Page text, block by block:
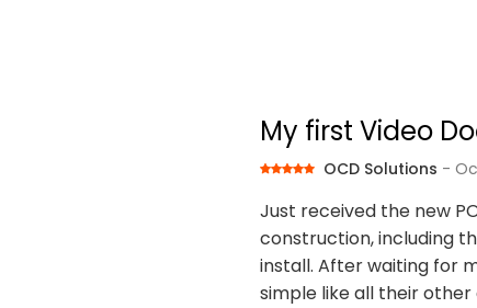
My first Video
OCD Solutions -
Just received the new
construction, including
install. After waiting for
simple like all their other